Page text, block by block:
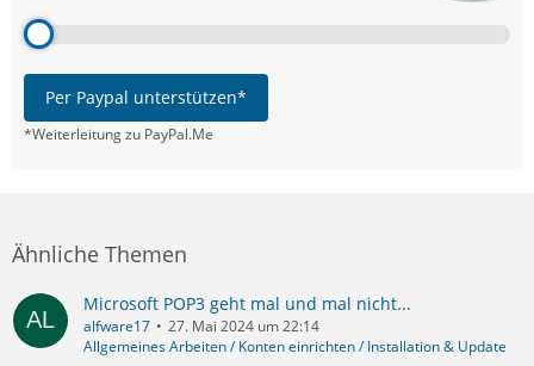
Per Paypal unterstützen*
*Weiterleitung zu PayPal.Me
Ähnliche Themen
Microsoft POP3 geht mal und mal nicht...
alfware17
27. Mai 2024 um 22:14
Allgemeines Arbeiten / Konten einrichten / Installation & Update